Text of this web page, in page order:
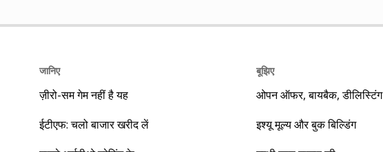
जानिए
ज़ीरो-सम गेम नहीं है यह
ईटीएफ: चलो बाजार खरीद लें
बूझिए
ओपन ऑफर, बायबैक, डीलिस्टिंग
इश्यू मूल्य और बुक बिल्डिंग